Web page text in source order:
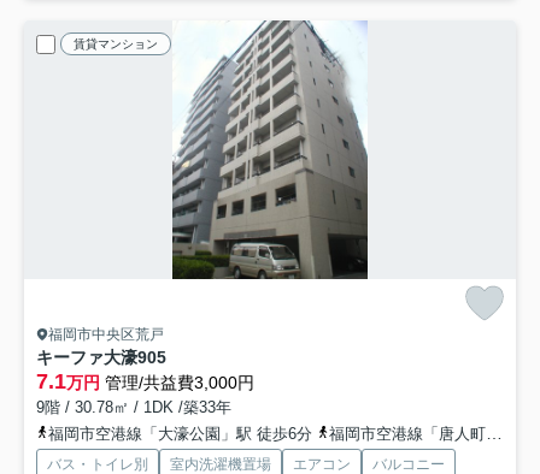
賃貸マンション
福岡市中央区荒戸
キーファ大濠905
7.1万円 管理/共益費3,000円
9階 / 30.78㎡ / 1DK /築33年
福岡市空港線「大濠公園」駅 徒歩6分
福岡市空港線「唐人町」駅 徒歩8分
バス・トイレ別 室内洗濯機置場 エアコン
バルコニー